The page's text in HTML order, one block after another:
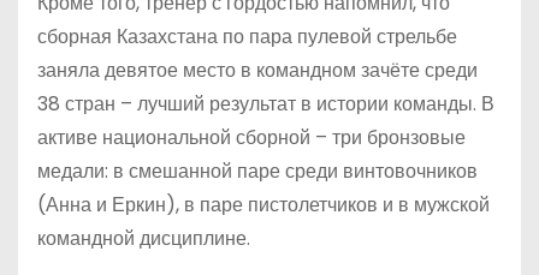
сборная Казахстана по пара пулевой стрельбе
заняла девятое место в командном зачёте среди
38 стран – лучший результат в истории команды. В
активе национальной сборной – три бронзовые
медали: в смешанной паре среди винтовочников
(Анна и Еркин), в паре пистолетчиков и в мужской
командной дисциплине.